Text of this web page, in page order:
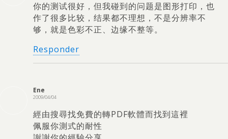
你的测试很好 ， 但我碰到的问题是图形打印 ， 也
作了很多比较 ， 结果都不理想 ， 不是分辨率不
够 ， 就是色彩不正、 边缘不整等。
Responder
Ene
2009/04/04
經由搜尋找免費的轉PDF軟體而找到這裡
佩服你測式的耐性